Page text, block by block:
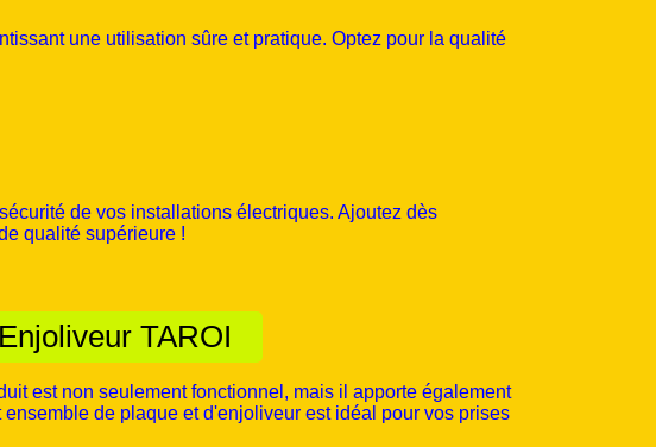
une utilisation sûre et pratique. Optez pour la qualité
de vos installations électriques. Ajoutez dès
qualité supérieure !
TAROI
est non seulement fonctionnel, mais il apporte également
de plaque et d'enjoliveur est idéal pour vos prises